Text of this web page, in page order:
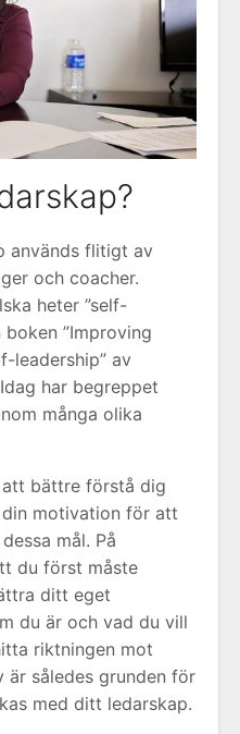
används flitigt av
och coacher.
heter ”self-
boken ”Improving
leadership” av
har begreppet
många olika
bättre förstå dig
din motivation för att
mål. På
du först måste
ditt eget
du är och vad du vill
riktningen mot
således grunden för
med ditt ledarskap.